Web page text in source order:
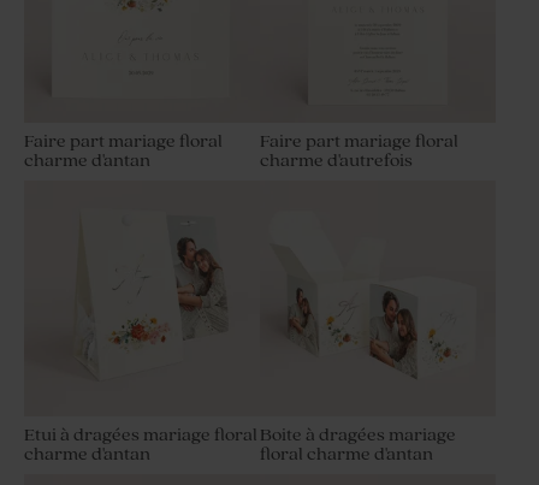
Faire part mariage floral
charme d'antan
Faire part mariage floral
charme d'autrefois
Etui à dragées mariage floral
charme d'antan
Boite à dragées mariage
floral charme d'antan